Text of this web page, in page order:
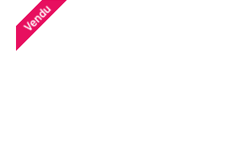
Vendu